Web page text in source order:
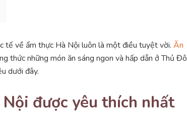
tế về ẩm thực Hà Nội luôn là một điều tuyệt vời. Ăn
thức những món ăn sáng ngon và hấp dẫn ở Thủ Đô
dưới đây.
được yêu thích nhất